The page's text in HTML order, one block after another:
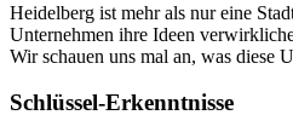
Heidelberg ist mehr als nur eine
Unternehmen ihre Ideen
Wir schauen uns mal an, was diese
Schlüssel-Erkenntnisse